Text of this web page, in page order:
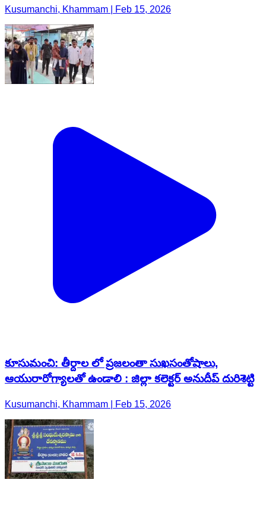
Kusumanchi, Khammam | Feb 15, 2026
కూసుమంచి: తీర్దాల లో ప్రజలంతా సుఖసంతోషాలు,
ఆయురారోగ్యాలతో ఉండాలి : జిల్లా కలెక్టర్ అనుదీప్ దురిశెట్టి
Kusumanchi, Khammam | Feb 15, 2026